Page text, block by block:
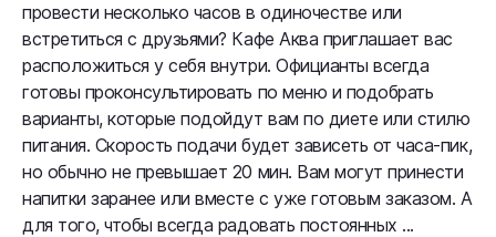
провести несколько часов в одиночестве или
встретиться с друзьями? Кафе Аква приглашает вас
расположиться у себя внутри. Официанты всегда
готовы проконсультировать по меню и подобрать
варианты, которые подойдут вам по диете или стилю
питания. Скорость подачи будет зависеть от часа-пик,
но обычно не превышает 20 мин. Вам могут принести
напитки заранее или вместе с уже готовым заказом. А
для того, чтобы всегда радовать постоянных ...